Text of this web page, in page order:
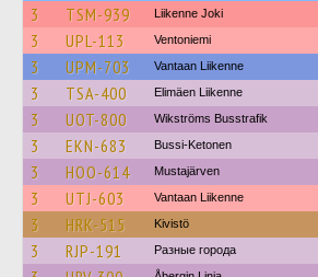
3 TSM-939 Liikenne Joki
3 UPL-113 Ventoniemi
3 UPM-703 Vantaan Liikenne
3 TSA-400 Elimäen Liikenne
3 UOT-800 Wikströms Busstrafik
3 EKN-683 Bussi-Ketonen
3 HOO-614 Mustajärven
3 UTJ-603 Vantaan Liikenne
3 HRK-515 Kivistö
3 RJP-191 Разные города